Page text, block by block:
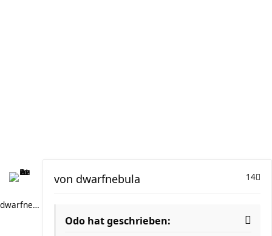
dwarfnebula
14
von dwarfnebula
Odo hat geschrieben: